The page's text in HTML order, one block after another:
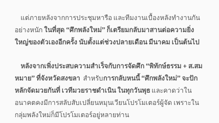
แต่ภายหลังจากการประชุมหารือ และทีมงานเบื้องหลังทำงานกัน
อย่างหนักในที่สุด “ศึกพลังใหม่” ก็เตรียมกลับมาสานต่อความยิ่ง
ใหญ่ของตัวเองอีกครั้ง นับตั้งแต่ช่วงปลายเดือน มีนาคม เป็นต้นไป
หลังจากเพิ่งประสบความสำเร็จกับการจัดศึก “พิทักษ์ธรรม + ส.สม
หมาย” ที่จังหวัดสงขลา สำหรับการกลับหนนี้ “ศึกพลังใหม่” จะปัก
หลักจัดมวยกันที่ เวทีมวยราชดำเนิน ในทุกวันพุธและคาดว่าใน
อนาคตคงมีการสลับสับเปลี่ยนหมุนเวียนโปรโมเตอร์ผู้จัด เพราะใน
กลุ่มพลังใหม่ก็มีโปรโมเตอร์อยู่หลายท่าน